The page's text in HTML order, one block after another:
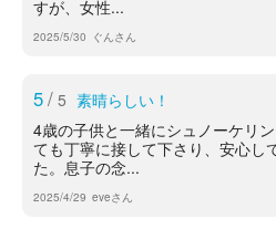
すが、女性...
2025/5/30 ぐんさん
5/ 5 素晴らしい！
4歳の子供と一緒にシュノーケリ
ても丁寧に接して下さり、安心し
た。息子の念...
2025/4/29 eveさん